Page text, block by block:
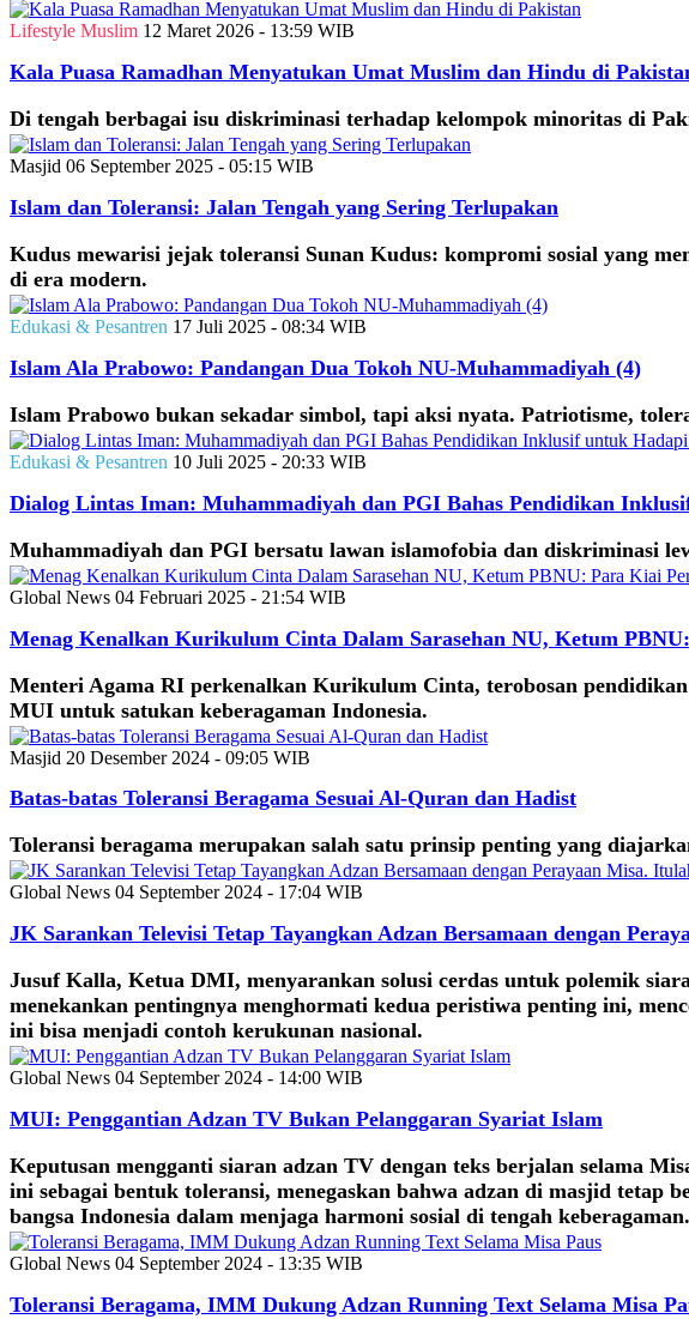
Lifestyle Muslim 12 Maret 2026 - 13:59 WIB
Kala Puasa Ramadhan Menyatukan Umat Muslim dan Hindu di
Di tengah berbagai isu diskriminasi terhadap kelompok minoritas di
Masjid 06 September 2025 - 05:15 WIB
Islam dan Toleransi: Jalan Tengah yang Sering Terlupakan
Kudus mewarisi jejak toleransi Sunan Kudus: kompromi sosial yang
di era modern.
Edukasi & Pesantren 17 Juli 2025 - 08:34 WIB
Islam Ala Prabowo: Pandangan Dua Tokoh NU-Muhammadiyah (4)
Islam Prabowo bukan sekadar simbol, tapi aksi nyata. Patriotisme,
Edukasi & Pesantren 10 Juli 2025 - 20:33 WIB
Dialog Lintas Iman: Muhammadiyah dan PGI Bahas Pendidikan
Muhammadiyah dan PGI bersatu lawan islamofobia dan diskriminasi
Global News 04 Februari 2025 - 21:54 WIB
Menag Kenalkan Kurikulum Cinta Dalam Sarasehan NU, Ketum
Menteri Agama RI perkenalkan Kurikulum Cinta, terobosan
MUI untuk satukan keberagaman Indonesia.
Masjid 20 Desember 2024 - 09:05 WIB
Batas-batas Toleransi Beragama Sesuai Al-Quran dan Hadist
Toleransi beragama merupakan salah satu prinsip penting yang
Global News 04 September 2024 - 17:04 WIB
JK Sarankan Televisi Tetap Tayangkan Adzan Bersamaan dengan
Jusuf Kalla, Ketua DMI, menyarankan solusi cerdas untuk polemik
menekankan pentingnya menghormati kedua peristiwa penting ini,
ini bisa menjadi contoh kerukunan nasional.
Global News 04 September 2024 - 14:00 WIB
MUI: Penggantian Adzan TV Bukan Pelanggaran Syariat Islam
Keputusan mengganti siaran adzan TV dengan teks berjalan selama
ini sebagai bentuk toleransi, menegaskan bahwa adzan di masjid
bangsa Indonesia dalam menjaga harmoni sosial di tengah keberagaman.
Global News 04 September 2024 - 13:35 WIB
Toleransi Beragama, IMM Dukung Adzan Running Text Selama Misa